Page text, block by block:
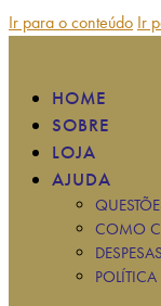
Ir para o conteúdo Ir
HOME
SOBRE
LOJA
AJUDA
COMO